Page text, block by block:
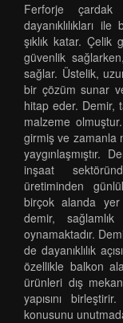
Ferforje çardak
dayanıklılıkları
şıklık katar. Çelik
güvenlik
sağlar. Üstelik,
bir çözüm sunar
hitap eder. Demir,
malzeme
girmiş ve zamanla
yaygınlaşmıştır.
inşaat
üretiminden
birçok alanda yer
demir,
oynamaktadır.
de dayanıklılık
özellikle balkon
ürünleri dış
yapısını
konusunu